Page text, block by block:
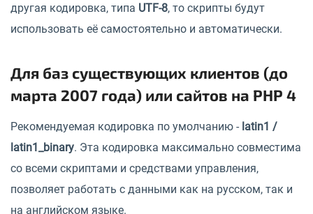
другая кодировка, типа UTF-8, то скрипты будут
использовать её самостоятельно и автоматически.
Для баз существующих клиентов (до
марта 2007 года) или сайтов на PHP 4
Рекомендуемая кодировка по умолчанию - latin1 /
latin1_binary. Эта кодировка максимально совместима
со всеми скриптами и средствами управления,
позволяет работать с данными как на русском, так и
на английском языке.